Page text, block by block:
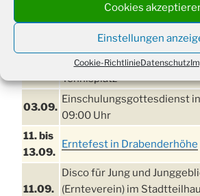
Cookies
Einstellungen
Cookie-RichtlinieDatenschutz
21. bis Sommerfreizeit der Ev.
Kinder ab 13 Jahren
Damen Doppel - Turnier des
Tennisplatz
03.09.
Einschulungsgottesdienst
09:00 Uhr
11. bis
13.09.
Erntefest in Drabenderhöhe
11.09.
Disco für Jung und
(Ernteverein) im